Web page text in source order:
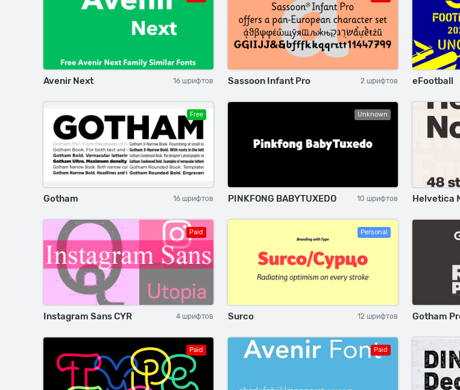
Avenir Next 16 шрифтов Sassoon Infant Pro 2 шрифтов eFootball
Free
Gotham 16 шрифтов
Unknown
PINKFONG BABYTUXEDO 10 шрифтов Helvetica
Paid
Instagram Sans CYR 4 шрифтов
Personal
Surco 12 шрифтов Gotham
Paid Paid